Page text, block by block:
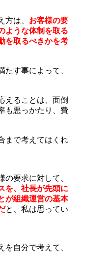
方は、 お客様の要
ような体制を取る
を取るべきかを考
たす事によって、
えることは、面倒
も悪っかたり、費
まで考えてはくれ
の要求に対して、
を、社長が先頭に
が組織運営の基本
と、私は思ってい
を自分で考えて、